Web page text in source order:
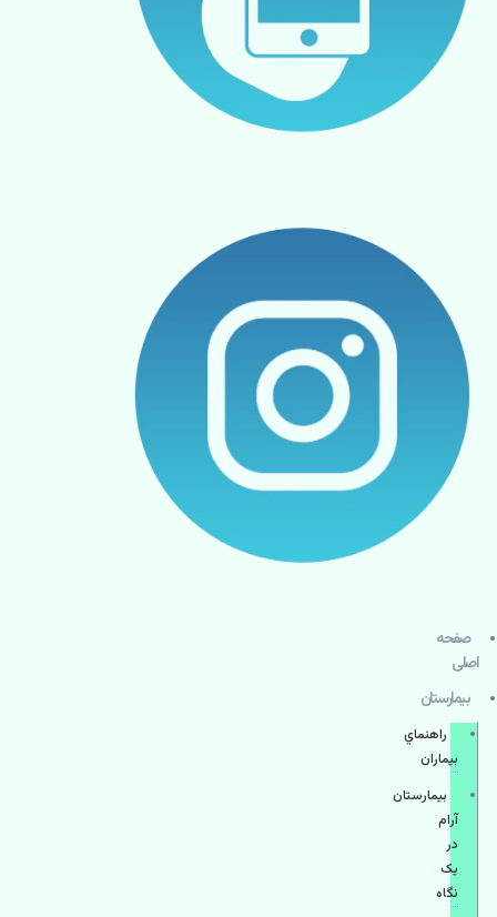
صفحه
اصلی
بيمارستان
راهنماي
بیماران
بیمارستان
آرام
در
یک
نگاه